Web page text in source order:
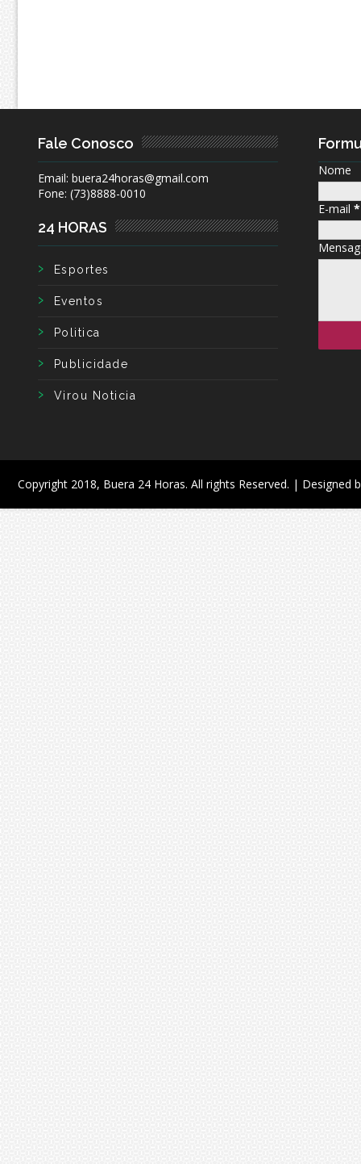
Fale Conosco
Email: buera24horas@gmail.com
Fone: (73)8888-0010
24 HORAS
Esportes
Eventos
Politica
Publicidade
Virou Noticia
Nome
E-mail *
Copyright 2018, Buera 24 Horas. All rights Reserved. | Designed